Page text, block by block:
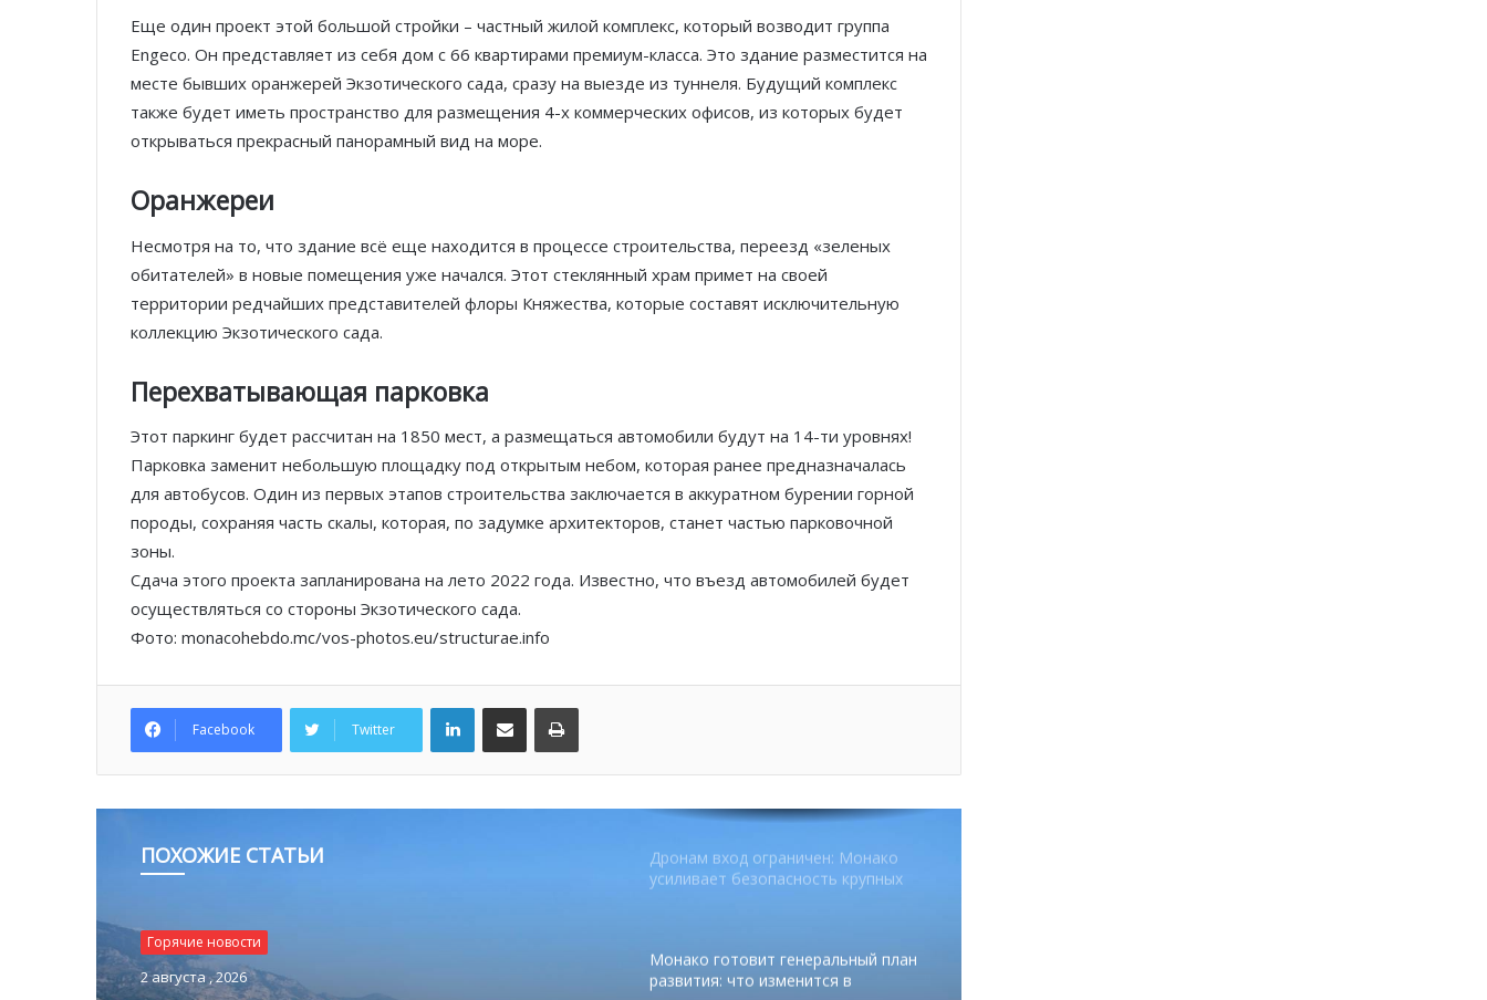
Еще один проект этой большой стройки – частный жилой комплекс, который возводит группа
Engeco. Он представляет из себя дом с 66 квартирами премиум-класса. Это здание разместится на
месте бывших оранжерей Экзотического сада, сразу на выезде из туннеля. Будущий комплекс
также будет иметь пространство для размещения 4-х коммерческих офисов, из которых будет
открываться прекрасный панорамный вид на море.
Оранжереи
Несмотря на то, что здание всё еще находится в процессе строительства, переезд «зеленых
обитателей» в новые помещения уже начался. Этот стеклянный храм примет на своей
территории редчайших представителей флоры Княжества, которые составят исключительную
коллекцию Экзотического сада.
Перехватывающая парковка
Этот паркинг будет рассчитан на 1850 мест, а размещаться автомобили будут на 14-ти уровнях!
Парковка заменит небольшую площадку под открытым небом, которая ранее предназначалась
для автобусов. Один из первых этапов строительства заключается в аккуратном бурении горной
породы, сохраняя часть скалы, которая, по задумке архитекторов, станет частью парковочной
зоны.
Сдача этого проекта запланирована на лето 2022 года. Известно, что въезд автомобилей будет
осуществляться со стороны Экзотического сада.
Фото: monacohebdo.mc/vos-photos.eu/structurae.info
Facebook Twitter
LinkedInПоделиться по электронной почте Распечатать
ПОХОЖИЕ СТАТЬИ
Горячие новости
2 августа , 2026
Ferrari набирает скорость перед
паузой
партнёрство ради безопасных
FESTIVAL готовит вечер мирового
Дронам вход ограничен: Монако
усиливает безопасность крупных
Монако готовит генеральный план
развития: что изменится в